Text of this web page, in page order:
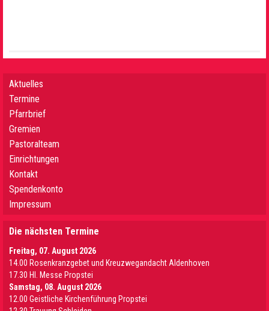
Aktuelles
Termine
Pfarrbrief
Gremien
Pastoralteam
Einrichtungen
Kontakt
Spendenkonto
Impressum
Die nächsten Termine
Freitag, 07. August 2026
14.00 Rosenkranzgebet und Kreuzwegandacht Aldenhoven
17.30 Hl. Messe Propstei
Samstag, 08. August 2026
12.00 Geistliche Kirchenführung Propstei